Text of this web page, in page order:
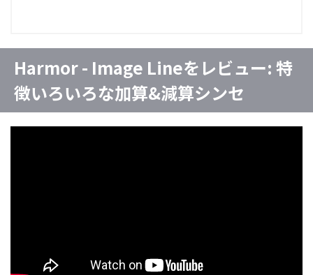
Harmor - Image Lineをレビュー: 特
徴いろいろな加算&減算シンセ